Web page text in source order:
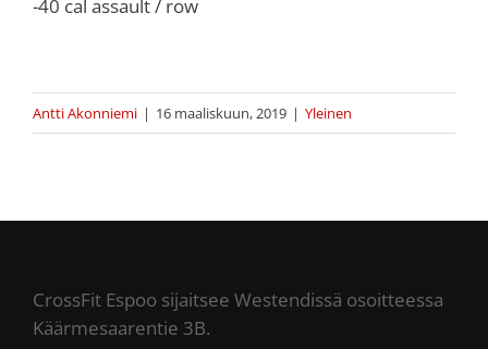
-40 cal assault / row
Antti Akonniemi | 16 maaliskuun, 2019 | Yleinen
CrossFit Espoo sijaitsee Westendissä osoitteessa
Käärmesaarentie 3B.